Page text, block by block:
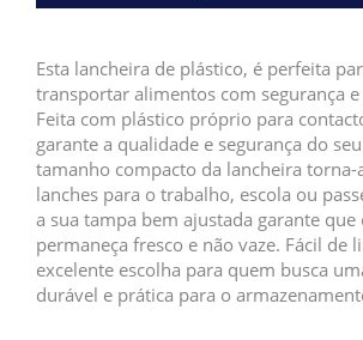
Esta lancheira de plástico, é perfeita
transportar alimentos com segurança
Feita com plástico próprio para
garante a qualidade e segurança do
tamanho compacto da lancheira torna-
lanches para o trabalho, escola ou
a sua tampa bem ajustada garante que
permaneça fresco e não vaze. Fácil de
excelente escolha para quem busca
durável e prática para o